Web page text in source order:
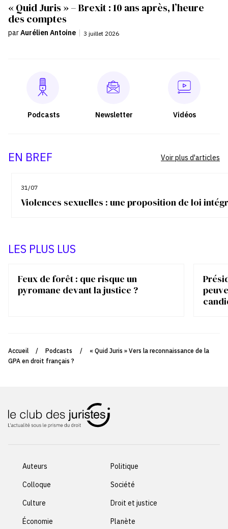
« Quid Juris » – Brexit : 10 ans après, l’heure
des comptes
parAurélien Antoine | 3 juillet 2026
Podcasts Newsletter Vidéos
EN BREF
31/07
Violences sexuelles : une proposition de loi
Voir plus d'articles
LES PLUS LUS
Feux de forêt : que risque un
pyromane devant la justice ?
Accueil / Podcasts /
« Quid Juris » Vers la reconnaissance de la
GPA en droit français ?
Auteurs
Colloque
Culture
Économie
Politique
Société
Droit et justice
Planète